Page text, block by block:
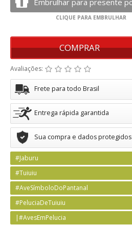
COMPRAR
Avaliações:
Frete para todo Brasil
Entrega rápida garantida
Sua compra e dados protegidos
#Jaburu
#Tuiuiu
#AveSímboloDoPantanal
#PeluciaDeTuiuiu
|#AvesEmPelucia